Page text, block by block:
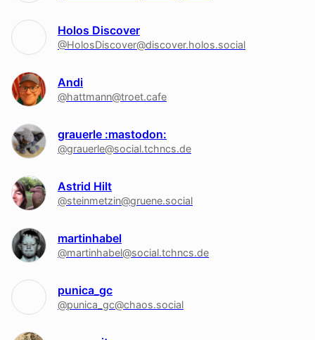
Holos Discover
@HolosDiscover@discover.holos.social
Andi
@hattmann@troet.cafe
grauerle :mastodon:
@grauerle@social.tchncs.de
Astrid Hilt
@steinmetzin@gruene.social
martinhabel
@martinhabel@social.tchncs.de
punica_gc
@punica_gc@chaos.social